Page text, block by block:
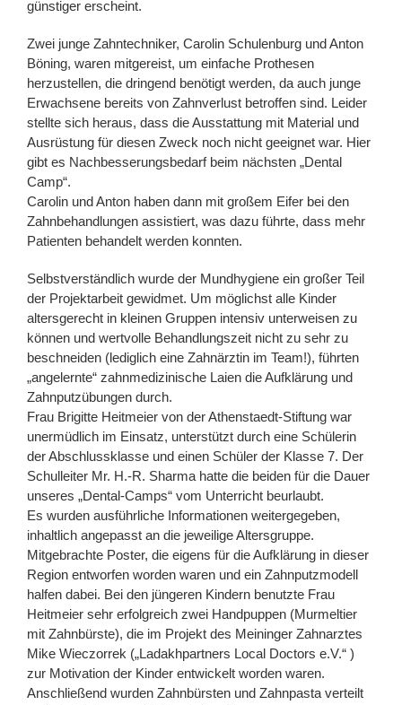
günstiger erscheint.
Zwei junge Zahntechniker, Carolin Schulenburg und Anton
Böning, waren mitgereist, um einfache Prothesen
herzustellen, die dringend benötigt werden, da auch junge
Erwachsene bereits von Zahnverlust betroffen sind. Leider
stellte sich heraus, dass die Ausstattung mit Material und
Ausrüstung für diesen Zweck noch nicht geeignet war. Hier
gibt es Nachbesserungsbedarf beim nächsten „Dental
Camp“.
Carolin und Anton haben dann mit großem Eifer bei den
Zahnbehandlungen assistiert, was dazu führte, dass mehr
Patienten behandelt werden konnten.
Selbstverständlich wurde der Mundhygiene ein großer Teil
der Projektarbeit gewidmet. Um möglichst alle Kinder
altersgerecht in kleinen Gruppen intensiv unterweisen zu
können und wertvolle Behandlungszeit nicht zu sehr zu
beschneiden (lediglich eine Zahnärztin im Team!), führten
„angelernte“ zahnmedizinische Laien die Aufklärung und
Zahnputzübungen durch.
Frau Brigitte Heitmeier von der Athenstaedt-Stiftung war
unermüdlich im Einsatz, unterstützt durch eine Schülerin
der Abschlussklasse und einen Schüler der Klasse 7. Der
Schulleiter Mr. H.-R. Sharma hatte die beiden für die Dauer
unseres „Dental-Camps“ vom Unterricht beurlaubt.
Es wurden ausführliche Informationen weitergegeben,
inhaltlich angepasst an die jeweilige Altersgruppe.
Mitgebrachte Poster, die eigens für die Aufklärung in dieser
Region entworfen worden waren und ein Zahnputzmodell
halfen dabei. Bei den jüngeren Kindern benutzte Frau
Heitmeier sehr erfolgreich zwei Handpuppen (Murmeltier
mit Zahnbürste), die im Projekt des Meininger Zahnarztes
Mike Wieczorrek („Ladakhpartners Local Doctors e.V.“ )
zur Motivation der Kinder entwickelt worden waren.
Anschließend wurden Zahnbürsten und Zahnpasta verteilt